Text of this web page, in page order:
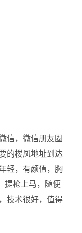
信，微信朋友圈
的楼凤地址到达
轻，有颜值，胸
提枪上马，随便
技术很好，值得